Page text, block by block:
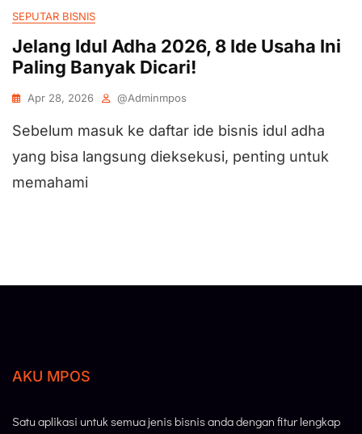
SEPUTAR BISNIS
Jelang Idul Adha 2026, 8 Ide Usaha Ini
Paling Banyak Dicari!
Apr 28, 2026 @adminmpos
Sebelum masuk ke daftar ide bisnis idul adha
yang bisa langsung dieksekusi, penting untuk
memahami
AKU MPOS
Satu aplikasi untuk semua jenis bisnis anda dengan fitur lengkap